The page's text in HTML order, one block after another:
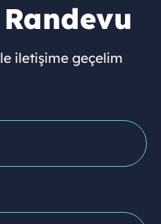
iletişime geçelim